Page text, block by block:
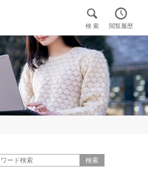

検 索

閲覧履歴
